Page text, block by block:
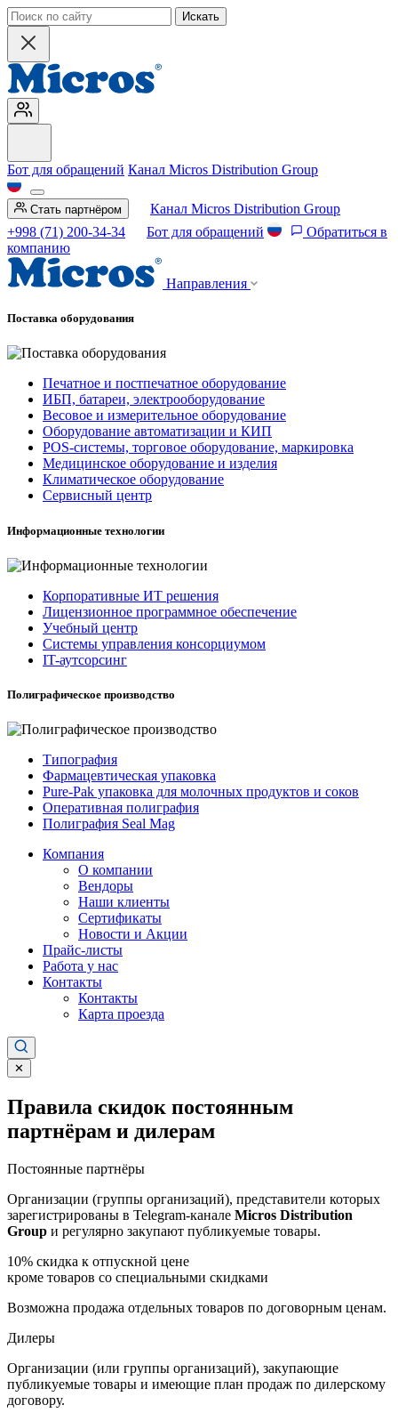
Искать
Бот для обращений Канал Micros Distribution Group
Стать партнёром
Канал Micros Distribution Group
+998 (71) 200-34-34
Бот для обращений
Обратиться в
компанию
Направления
Поставка оборудования
Печатное и постпечатное оборудование
ИБП, батареи, электрооборудование
Весовое и измерительное оборудование
Оборудование автоматизации и КИП
POS-системы, торговое оборудование, маркировка
Медицинское оборудование и изделия
Климатическое оборудование
Сервисный центр
Информационные технологии
Корпоративные ИТ решения
Лицензионное программное обеспечение
Учебный центр
Системы управления консорциумом
IT-аутсорсинг
Полиграфическое производство
Типография
Фармацевтическая упаковка
Pure-Pak упаковка для молочных продуктов и соков
Оперативная полиграфия
Полиграфия Seal Mag
Компания
О компании
Вендоры
Наши клиенты
Сертификаты
Новости и Акции
Прайс-листы
Работа у нас
Контакты
Контакты
Карта проезда
✕
Правила скидок постоянным
партнёрам и дилерам
Постоянные партнёры
Организации (группы организаций), представители которых
зарегистрированы в Telegram-канале Micros Distribution
Group и регулярно закупают публикуемые товары.
10% скидка к отпускной цене
кроме товаров со специальными скидками
Возможна продажа отдельных товаров по договорным ценам.
Дилеры
Организации (или группы организаций), закупающие
публикуемые товары и имеющие план продаж по дилерскому
договору.